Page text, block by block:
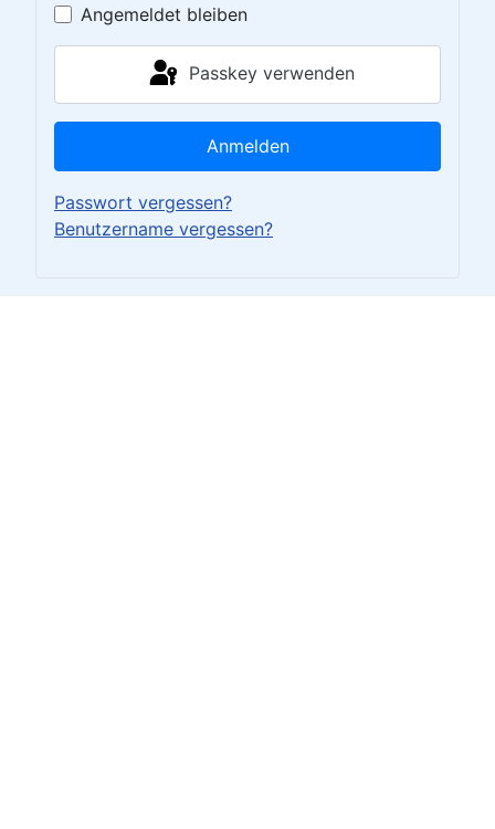
Angemeldet bleiben
Passkey verwenden
Anmelden
Passwort vergessen?
Benutzername vergessen?